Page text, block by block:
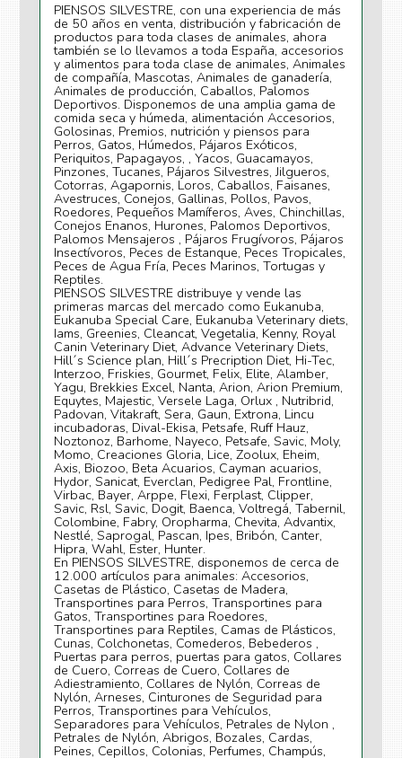
PIENSOS SILVESTRE, con una experiencia de más
de 50 años en venta, distribución y fabricación de
productos para toda clases de animales, ahora
también se lo llevamos a toda España, accesorios
y alimentos para toda clase de animales, Animales
de compañía, Mascotas, Animales de ganadería,
Animales de producción, Caballos, Palomos
Deportivos. Disponemos de una amplia gama de
comida seca y húmeda, alimentación Accesorios,
Golosinas, Premios, nutrición y piensos para
Perros, Gatos, Húmedos, Pájaros Exóticos,
Periquitos, Papagayos, , Yacos, Guacamayos,
Pinzones, Tucanes, Pájaros Silvestres, Jilgueros,
Cotorras, Agapornis, Loros, Caballos, Faisanes,
Avestruces, Conejos, Gallinas, Pollos, Pavos,
Roedores, Pequeños Mamíferos, Aves, Chinchillas,
Conejos Enanos, Hurones, Palomos Deportivos,
Palomos Mensajeros , Pájaros Frugívoros, Pájaros
Insectívoros, Peces de Estanque, Peces Tropicales,
Peces de Agua Fría, Peces Marinos, Tortugas y
Reptiles.
PIENSOS SILVESTRE distribuye y vende las
primeras marcas del mercado como Eukanuba,
Eukanuba Special Care, Eukanuba Veterinary diets,
Iams, Greenies, Cleancat, Vegetalia, Kenny, Royal
Canin Veterinary Diet, Advance Veterinary Diets,
Hill´s Science plan, Hill´s Precription Diet, Hi-Tec,
Interzoo, Friskies, Gourmet, Felix, Elite, Alamber,
Yagu, Brekkies Excel, Nanta, Arion, Arion Premium,
Equytes, Majestic, Versele Laga, Orlux , Nutribrid,
Padovan, Vitakraft, Sera, Gaun, Extrona, Lincu
incubadoras, Dival-Ekisa, Petsafe, Ruff Hauz,
Noztonoz, Barhome, Nayeco, Petsafe, Savic, Moly,
Momo, Creaciones Gloria, Lice, Zoolux, Eheim,
Axis, Biozoo, Beta Acuarios, Cayman acuarios,
Hydor, Sanicat, Everclan, Pedigree Pal, Frontline,
Virbac, Bayer, Arppe, Flexi, Ferplast, Clipper,
Savic, Rsl, Savic, Dogit, Baenca, Voltregá, Tabernil,
Colombine, Fabry, Oropharma, Chevita, Advantix,
Nestlé, Saprogal, Pascan, Ipes, Bribón, Canter,
Hipra, Wahl, Ester, Hunter.
En PIENSOS SILVESTRE, disponemos de cerca de
12.000 artículos para animales: Accesorios,
Casetas de Plástico, Casetas de Madera,
Transportines para Perros, Transportines para
Gatos, Transportines para Roedores,
Transportines para Reptiles, Camas de Plásticos,
Cunas, Colchonetas, Comederos, Bebederos ,
Puertas para perros, puertas para gatos, Collares
de Cuero, Correas de Cuero, Collares de
Adiestramiento, Collares de Nylón, Correas de
Nylón, Arneses, Cinturones de Seguridad para
Perros, Transportines para Vehículos,
Separadores para Vehículos, Petrales de Nylon ,
Petrales de Nylón, Abrigos, Bozales, Cardas,
Peines, Cepillos, Colonias, Perfumes, Champús,